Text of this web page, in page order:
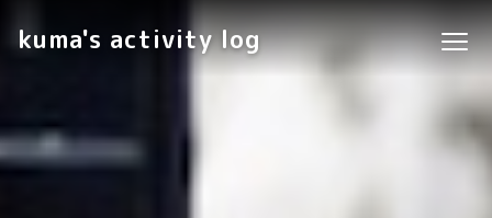
kuma's activity log